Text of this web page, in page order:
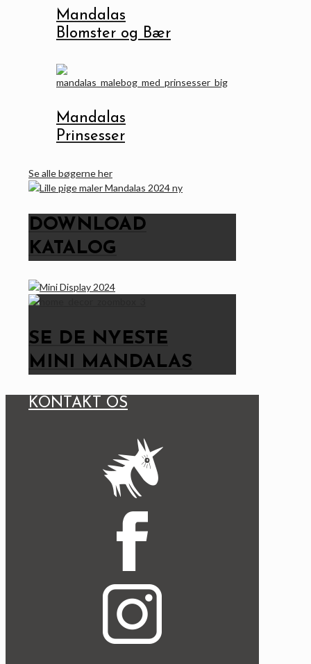
Mandalas
Blomster og Bær
Mandalas
Prinsesser
Se alle bøgerne her
DOWNLOAD
KATALOG
SE DE NYESTE
MINI MANDALAS
KONTAKT OS